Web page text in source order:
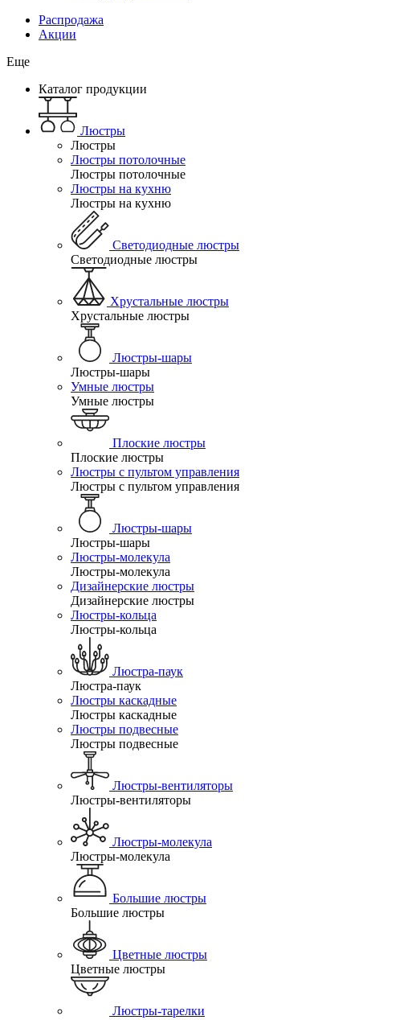
Распродажа
Акции
Еще
Каталог продукции
Люстры
Люстры
Люстры потолочные
Люстры потолочные
Люстры на кухню
Люстры на кухню
Светодиодные люстры
Светодиодные люстры
Хрустальные люстры
Хрустальные люстры
Люстры-шары
Люстры-шары
Умные люстры
Умные люстры
Плоские люстры
Плоские люстры
Люстры с пультом управления
Люстры с пультом управления
Люстры-шары
Люстры-шары
Люстры-молекула
Люстры-молекула
Дизайнерские люстры
Дизайнерские люстры
Люстры-кольца
Люстры-кольца
Люстра-паук
Люстра-паук
Люстры каскадные
Люстры каскадные
Люстры подвесные
Люстры подвесные
Люстры-вентиляторы
Люстры-вентиляторы
Люстры-молекула
Люстры-молекула
Большие люстры
Большие люстры
Цветные люстры
Цветные люстры
Люстры-тарелки